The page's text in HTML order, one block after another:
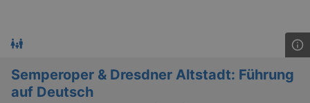
Semperoper & Dresdner Altstadt: Führung
auf Deutsch